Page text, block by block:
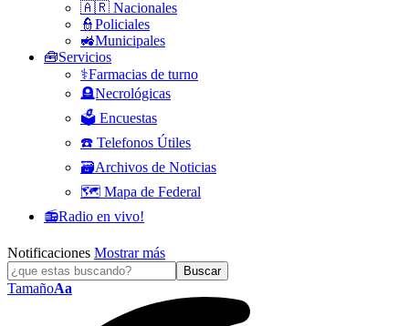
🇦🇷 Nacionales
👮Policiales
🚜Municipales
🧰Servicios
⚕️Farmacias de turno
🪦Necrológicas
🗳️ Encuestas
☎️ Telefonos Útiles
🗃️Archivos de Noticias
🗺️ Mapa de Federal
📻Radio en vivo!
Notificaciones Mostrar más
TamañoAa